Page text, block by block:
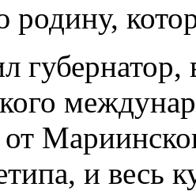
родину,
губернатор,
и весь